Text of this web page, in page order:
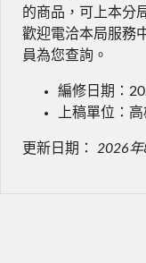
的商品，可上本分
歡迎電洽本局服務
員為您查詢。
編修日期：
上稿單位：
更新日期： 2026